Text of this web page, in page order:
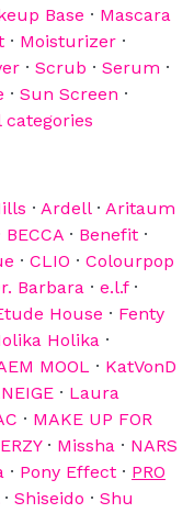
Base · Mascara
· Moisturizer ·
· Scrub · Serum ·
· Sun Screen ·
categories
· Ardell· Aritaum
BECCA · Benefit ·
· CLIO · Colourpop
Barbara · e.l.f·
House · Fenty
Holika ·
MOOL · KatVonD
· Laura
· MAKE UP FOR
· Missha · NARS
· Pony Effect · PRO
· Shiseido · Shu